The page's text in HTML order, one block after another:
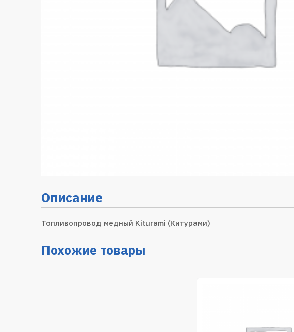
Описание
Топливопровод медный Kiturami (Китурами)
Похожие товары